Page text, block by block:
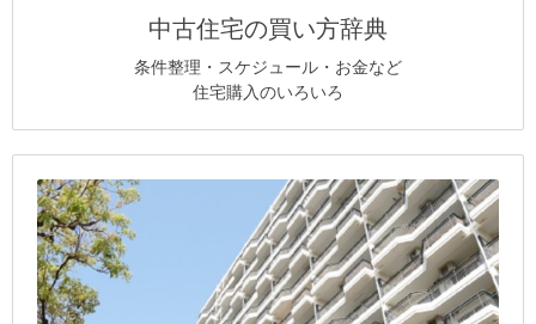
中古住宅の買い方辞典
条件整理・スケジュール・お金など
住宅購入のいろいろ